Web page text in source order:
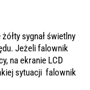
sygnał świetlny
Jeżeli falownik
na ekranie LCD
sytuacji falownik